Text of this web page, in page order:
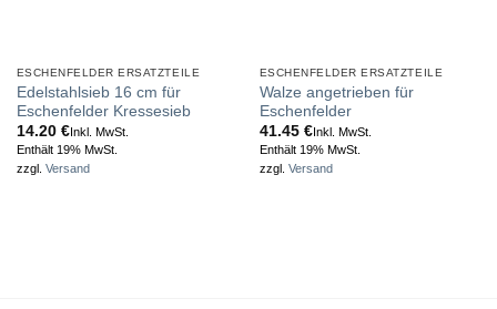
ESCHENFELDER ERSATZTEILE
Edelstahlsieb 16 cm für
Eschenfelder Kressesieb
14.20 €Inkl. MwSt.
Enthält 19% MwSt.
zzgl. Versand
ESCHENFELDER ERSATZTEILE
Walze angetrieben für
Eschenfelder
41.45 €Inkl. MwSt.
Enthält 19% MwSt.
zzgl. Versand